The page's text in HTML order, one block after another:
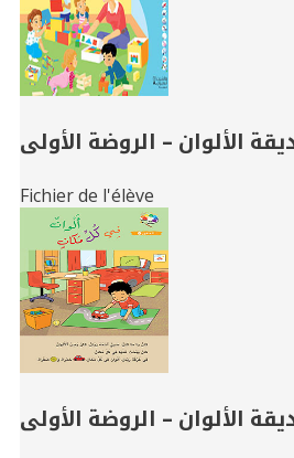
الألوان – الروضة الأولى
Fichier de l'élève
الألوان – الروضة الأولى